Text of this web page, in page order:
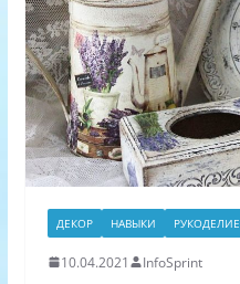
ДЕКОР НАВЫКИ РУКОДЕЛИЕ
10.04.2021 InfoSprint